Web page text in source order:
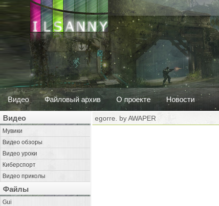
Видео Файловый архив О проекте Новости
Видео
Мувики
Видео обзоры
Видео уроки
Киберспорт
Видео приколы
Файлы
Gui
egorre. by AWAPER